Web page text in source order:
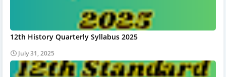
12th History Quarterly Syllabus 2025
July 31, 2025